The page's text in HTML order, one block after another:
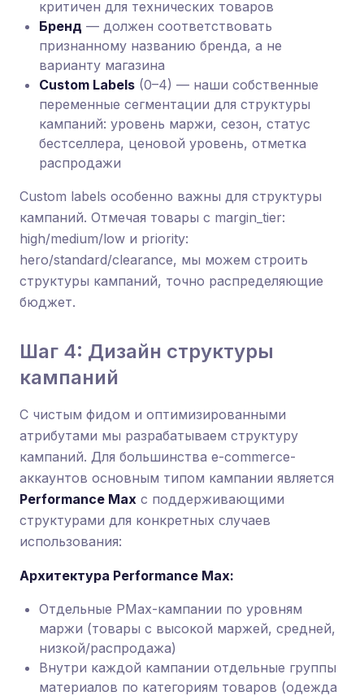
критичен для технических товаров
Бренд — должен соответствовать
признанному названию бренда, а не
варианту магазина
Custom Labels (0–4) — наши собственные
переменные сегментации для структуры
кампаний: уровень маржи, сезон, статус
бестселлера, ценовой уровень, отметка
распродажи
Custom labels особенно важны для структуры
кампаний. Отмечая товары с margin_tier:
high/medium/low и priority:
hero/standard/clearance, мы можем строить
структуры кампаний, точно распределяющие
бюджет.
Шаг 4: Дизайн структуры
кампаний
С чистым фидом и оптимизированными
атрибутами мы разрабатываем структуру
кампаний. Для большинства e-commerce-
аккаунтов основным типом кампании является
Performance Max с поддерживающими
структурами для конкретных случаев
использования:
Архитектура Performance Max:
Отдельные PMax-кампании по уровням
маржи (товары с высокой маржей, средней,
низкой/распродажа)
Внутри каждой кампании отдельные группы
материалов по категориям товаров (одежда